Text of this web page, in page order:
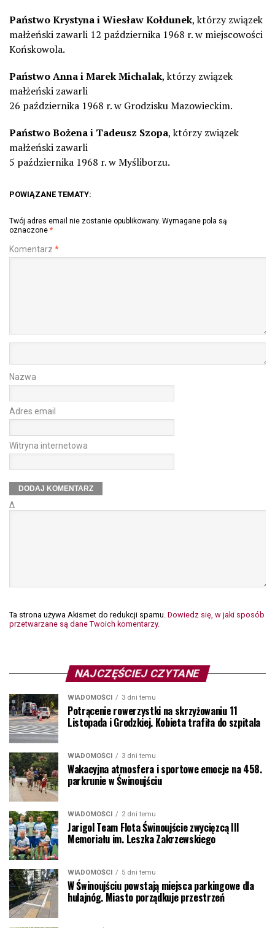
Państwo Krystyna i Wiesław Kołdunek, którzy związek
małżeński zawarli 12 października 1968 r. w miejscowości
Końskowola.
Państwo Anna i Marek Michalak, którzy związek
małżeński zawarli
26 października 1968 r. w Grodzisku Mazowieckim.
Państwo Bożena i Tadeusz Szopa, którzy związek
małżeński zawarli
5 października 1968 r. w Myśliborzu.
POWIĄZANE TEMATY:
Twój adres email nie zostanie opublikowany. Wymagane pola są
oznaczone *
Komentarz *
Nazwa
Adres email
Witryna internetowa
Δ
Ta strona używa Akismet do redukcji spamu. Dowiedz się, w jaki sposób
przetwarzane są dane Twoich komentarzy.
NAJCZĘŚCIEJ CZYTANE
WIADOMOŚCI 3 dni temu
Potrącenie rowerzystki na skrzyżowaniu 11
Listopada i Grodzkiej. Kobieta trafiła do szpitala
WIADOMOŚCI 3 dni temu
Wakacyjna atmosfera i sportowe emocje na 458.
parkrunie w Świnoujściu
WIADOMOŚCI 2 dni temu
Jarigol Team Flota Świnoujście zwycięzcą III
Memoriału im. Leszka Zakrzewskiego
WIADOMOŚCI 5 dni temu
W Świnoujściu powstają miejsca parkingowe dla
hulajnóg. Miasto porządkuje przestrzeń